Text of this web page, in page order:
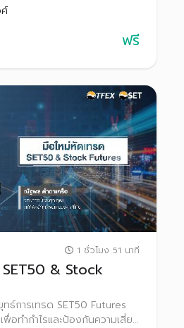
ฟรี
1 ชั่วโมง 51 นาที
& Stock
ธ์การเทรด SET50 Futures
อทำกำไรและป้องกันความเสี่ยง